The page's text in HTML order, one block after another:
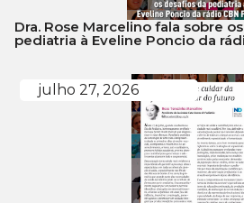
Dra. Rose Marcelino fala sobre
pediatria à Eveline Poncio da
julho 27, 2026